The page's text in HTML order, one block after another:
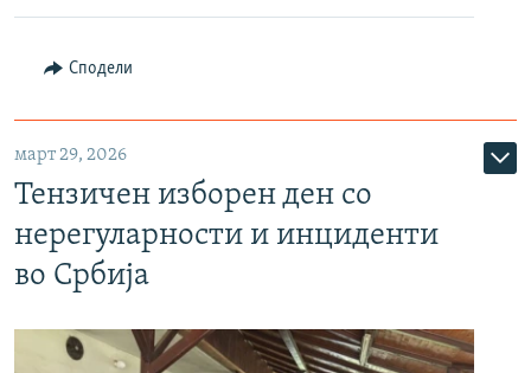
Сподели
март 29, 2026
Тензичен изборен ден со
нерегуларности и инциденти
во Србија